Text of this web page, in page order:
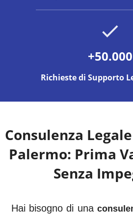
+50.000
Richieste di Supporto
Consulenza
Palermo: Prima
Senza
Hai bisogno di una